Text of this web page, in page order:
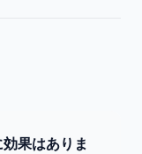
果はありま